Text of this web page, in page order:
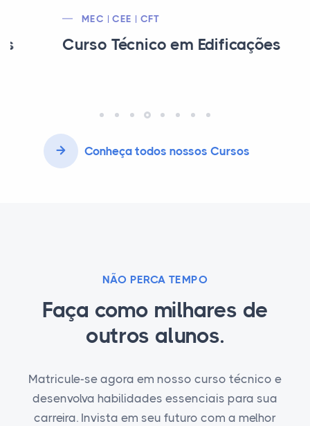
MEC | CEE | CFT
Curso Técnico em Edificações
Conheça todos nossos Cursos
NÃO PERCA TEMPO
Faça como milhares de
outros alunos.
Matricule-se agora em nosso curso técnico e
desenvolva habilidades essenciais para sua
carreira. Invista em seu futuro com a melhor